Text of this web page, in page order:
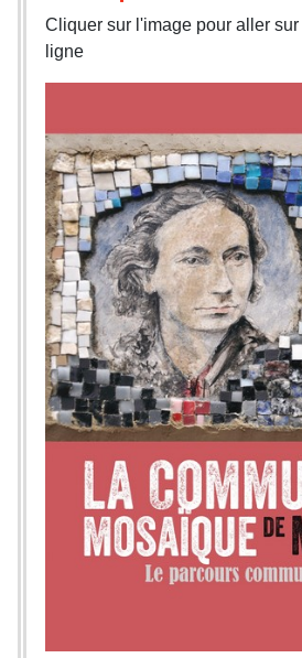
Cliquer sur l'image pour aller
ligne